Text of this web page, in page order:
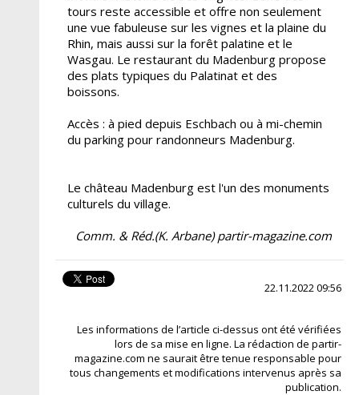
tours reste accessible et offre non seulement
une vue fabuleuse sur les vignes et la plaine du
Rhin, mais aussi sur la forêt palatine et le
Wasgau. Le restaurant du Madenburg propose
des plats typiques du Palatinat et des
boissons.
Accès : à pied depuis Eschbach ou à mi-chemin
du parking pour randonneurs Madenburg.
Le château Madenburg est l'un des monuments
culturels du village.
Comm. & Réd.(K. Arbane) partir-magazine.com
22.11.2022 09:56
Les informations de l’article ci-dessus ont été vérifiées
lors de sa mise en ligne. La rédaction de partir-
magazine.com ne saurait être tenue responsable pour
tous changements et modifications intervenus après sa
publication.